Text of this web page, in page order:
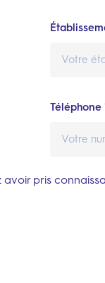
Téléphone
avoir pris